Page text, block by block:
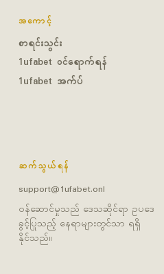
အကောင့်
စာရင်းသွင်း
1ufabet ဝင်ရောက်ရန်
1ufabet အက်ပ်
ဆက်သွယ်ရန်
support@1ufabet.onl
ဝန်ဆောင်မှုသည် ဒေသဆိုင်ရာ ဥပဒေ
ခွင့်ပြုသည့် နေရာများတွင်သာ ရရှိ
နိုင်သည်။